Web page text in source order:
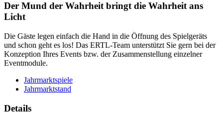
Der Mund der Wahrheit bringt die Wahrheit ans
Licht
Die Gäste legen einfach die Hand in die Öffnung des Spielgeräts
und schon geht es los! Das ERTL-Team unterstützt Sie gern bei der
Konzeption Ihres Events bzw. der Zusammenstellung einzelner
Eventmodule.
Jahrmarktspiele
Jahrmarktstand
Details